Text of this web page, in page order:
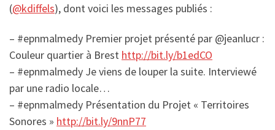
(@kdiffels), dont voici les messages publiés :
– #epnmalmedy Premier projet présenté par @jeanlucr :
Couleur quartier à Brest http://bit.ly/b1edCO
– #epnmalmedy Je viens de louper la suite. Interviewé
par une radio locale…
– #epnmalmedy Présentation du Projet « Territoires
Sonores » http://bit.ly/9nnP77